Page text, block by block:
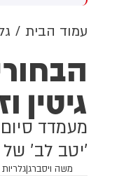
עמוד הבית
גיטין
מעמדד
'יטב לב' של
משה ויסברג|גלריות